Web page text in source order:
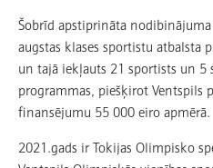
Šobrīd apstiprināta
augstas klases sportistu atbalsta
un tajā iekļauts 21 sportists un 5
programmas, piešķirot Ventspils
finansējumu 55 000 eiro apmērā.
2021.gads ir Tokijas Olimpisko